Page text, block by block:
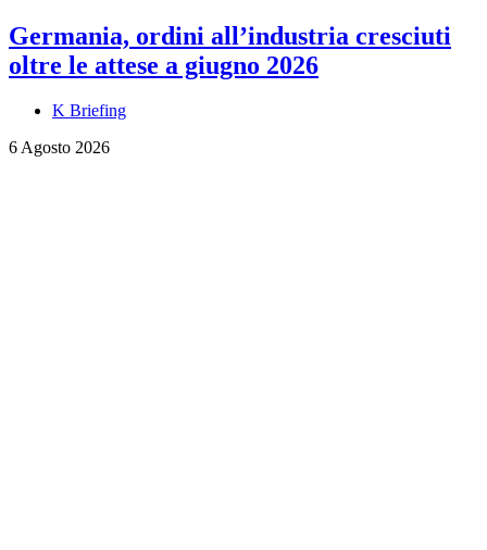
Germania, ordini all’industria cresciuti
oltre le attese a giugno 2026
K Briefing
6 Agosto 2026